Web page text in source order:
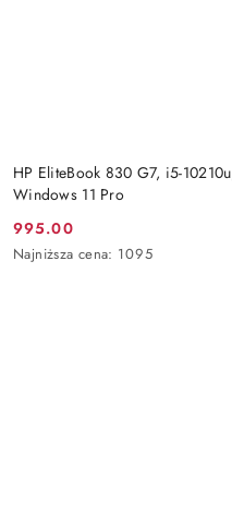
HP EliteBook 830 G7, i5-
Windows 11 Pro
Cena
promocyjna:
995.00
Najniższa
Najniższa cena: 1095